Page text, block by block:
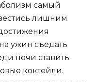
самый
лишним
ужин съедать
ночи ставить
коктейли.